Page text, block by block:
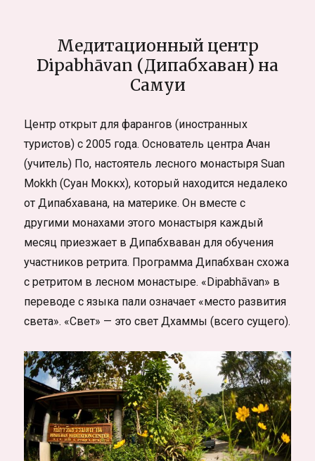
Медитационный центр
Dipabhāvan (Дипабхаван) на
Самуи
Центр открыт для фарангов (иностранных
туристов) с 2005 года. Основатель центра Ачан
(учитель) По, настоятель лесного монастыря Suan
Mokkh (Суан Моккх), который находится недалеко
от Дипабхавана, на материке. Он вместе с
другими монахами этого монастыря каждый
месяц приезжает в Дипабхваван для обучения
участников ретрита. Программа Дипабхван схожа
с ретритом в лесном монастыре. «Dipabhāvan» в
переводе с языка пали означает «место развития
света». «Свет» — это свет Дхаммы (всего сущего).